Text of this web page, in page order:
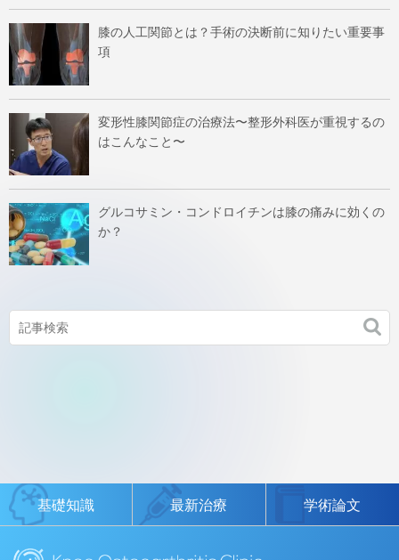
膝の人工関節とは？手術の決断前に知りたい重要事
項
変形性膝関節症の治療法〜整形外科医が重視するの
はこんなこと〜
グルコサミン・コンドロイチンは膝の痛みに効くの
か？
基礎知識 最新治療 学術論文